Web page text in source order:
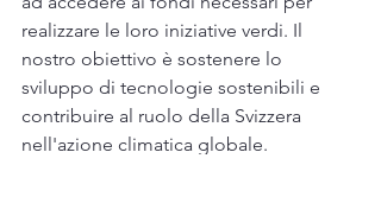
realizzare le loro iniziative verdi. Il
nostro obiettivo è sostenere lo
sviluppo di tecnologie sostenibili e
contribuire al ruolo della Svizzera
nell'azione climatica globale.